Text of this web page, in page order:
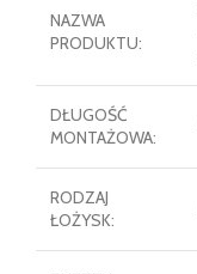
NAZWA
PRODUKTU:
DŁUGOŚĆ
MONTAŻOWA:
RODZAJ
ŁOŻYSK: